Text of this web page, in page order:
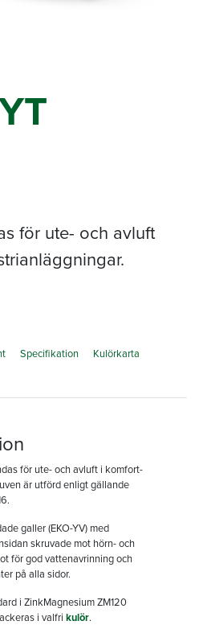
för ute- och avluft
Specifikation Kulörkarta
för ute- och avluft i komfort-
är utförd enligt gällande
galler (EKO-YV) med
skruvade mot hörn- och
för god vattenavrinning och
på alla sidor.
i ZinkMagnesium ZM120
i valfri kulör.